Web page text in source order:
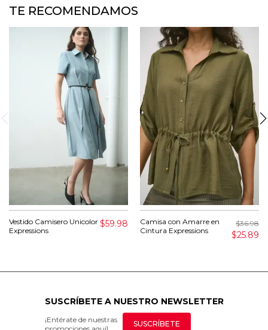
TE RECOMENDAMOS
Vestido Camisero Unicolor
Expressions
$59.98
Camisa con Amarre en
Cintura Expressions
$36.98
$25.89
SUSCRÍBETE A NUESTRO NEWSLETTER
¡Entérate de nuestras
SUSCRÍBETE